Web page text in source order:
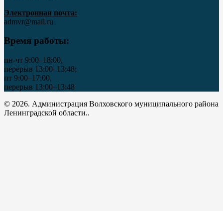
Электронная почта:
admvr@mail.ru
Время работы:
пн-чт 9:00–18:00,
перерыв 13:00–13:48;
пт 9:00–17:00,
перерыв 13:00–13:48
© 2026. Администрация Волховского муниципального района
Ленинградской области..